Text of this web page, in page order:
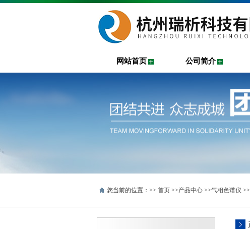
网站首页 公司简介
您当前的位置：>> 首页 >>产品中心 >>气相色谱仪 >>